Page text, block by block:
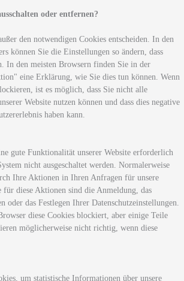
oder entfernen?
den notwendigen Cookies entscheiden. In den
können Sie die Einstellungen so ändern, dass
In den meisten Browsern finden Sie in der
eine Erklärung, wie Sie dies tun können. Wenn
ist es möglich, dass Sie nicht alle
Website nutzen können und dass dies negative
haben kann.
gute Funktionalität unserer Website erforderlich
nicht ausgeschaltet werden. Normalerweise
Ihre Aktionen in Ihren Anfragen für unsere
für diese Aktionen sind die Anmeldung, das
oder das Festlegen Ihrer Datenschutzeinstellungen.
diese Cookies blockiert, aber einige Teile
möglicherweise nicht richtig, wenn diese
um statistische Informationen über unsere